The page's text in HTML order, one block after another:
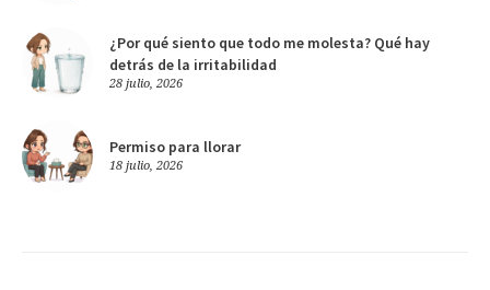
¿Por qué siento que todo me molesta? Qué hay
detrás de la irritabilidad
28 julio, 2026
Permiso para llorar
18 julio, 2026